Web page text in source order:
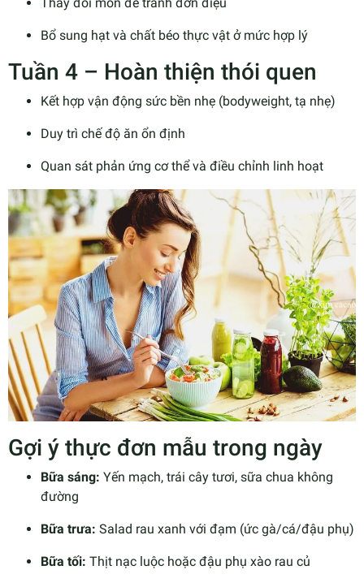
Bổ sung hạt và chất béo thực vật ở mức hợp lý
Tuần 4 – Hoàn thiện thói quen
Kết hợp vận động sức bền nhẹ (bodyweight, tạ nhẹ)
Duy trì chế độ ăn ổn định
Quan sát phản ứng cơ thể và điều chỉnh linh hoạt
Gợi ý thực đơn mẫu trong ngày
Bữa sáng: Yến mạch, trái cây tươi, sữa chua không
đường
Bữa trưa: Salad rau xanh với đạm (ức gà/cá/đậu phụ)
Bữa tối: Thịt nạc luộc hoặc đậu phụ xào rau củ